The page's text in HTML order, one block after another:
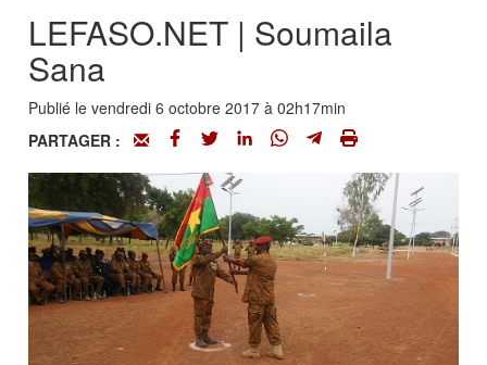
LEFASO.NET | Soumaila
Sana
Publié le vendredi 6 octobre 2017 à 02h17min
PARTAGER :